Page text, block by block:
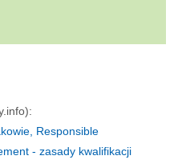
Responsible
- zasady kwalifikacji